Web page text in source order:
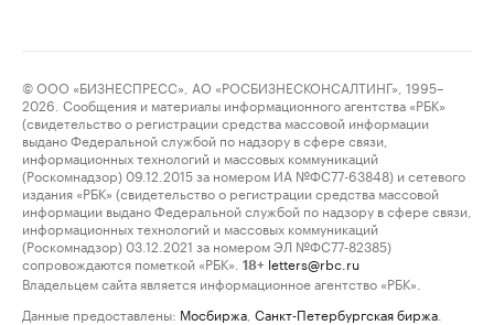
© ООО «БИЗНЕСПРЕСС», АО «РОСБИЗНЕСКОНСАЛТИНГ», 1995–
2026. Сообщения и материалы информационного агентства «РБК»
(свидетельство о регистрации средства массовой информации
выдано Федеральной службой по надзору в сфере связи,
информационных технологий и массовых коммуникаций
(Роскомнадзор) 09.12.2015 за номером ИА №ФС77-63848) и сетевого
издания «РБК» (свидетельство о регистрации средства массовой
информации выдано Федеральной службой по надзору в сфере связи,
информационных технологий и массовых коммуникаций
(Роскомнадзор) 03.12.2021 за номером ЭЛ №ФС77-82385)
сопровождаются пометкой «РБК».
18+ letters@rbc.ru
Владельцем сайта является информационное агентство «РБК».
Данные предоставлены: Мосбиржа Санкт-Петербургская биржа